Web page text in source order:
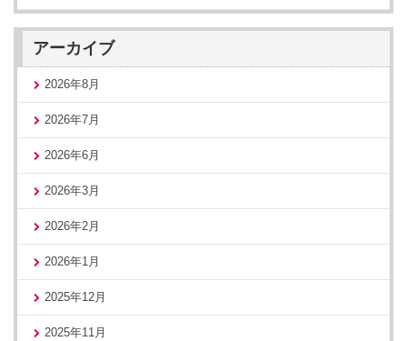
アーカイブ
2026年8月
2026年7月
2026年6月
2026年3月
2026年2月
2026年1月
2025年12月
2025年11月